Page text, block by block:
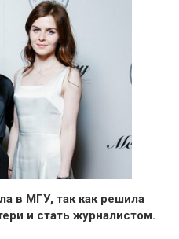
в МГУ, так как решила
и стать журналистом.